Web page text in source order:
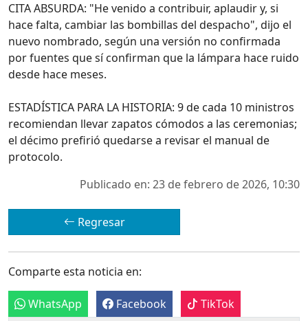
CITA ABSURDA: "He venido a contribuir, aplaudir y, si
hace falta, cambiar las bombillas del despacho", dijo el
nuevo nombrado, según una versión no confirmada
por fuentes que sí confirman que la lámpara hace ruido
desde hace meses.
ESTADÍSTICA PARA LA HISTORIA: 9 de cada 10 ministros
recomiendan llevar zapatos cómodos a las ceremonias;
el décimo prefirió quedarse a revisar el manual de
protocolo.
Publicado en: 23 de febrero de 2026, 10:30
Regresar
Comparte esta noticia en:
WhatsApp Facebook TikTok